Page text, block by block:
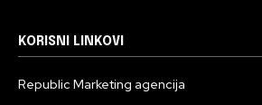
KORISNI LINKOVI
Republic Marketing agencija